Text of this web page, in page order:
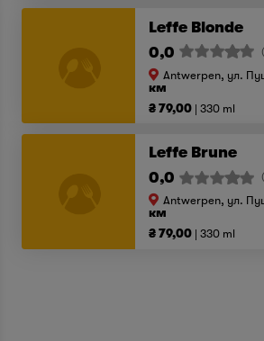
Leffe Blonde
0,0
Antwerpen, ул.
км
₴ 79,00
330 ml
Leffe Brune
0,0
Antwerpen, ул.
км
₴ 79,00
330 ml